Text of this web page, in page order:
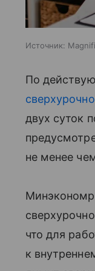
Источник:
По
двух суток
не менее
что для
к